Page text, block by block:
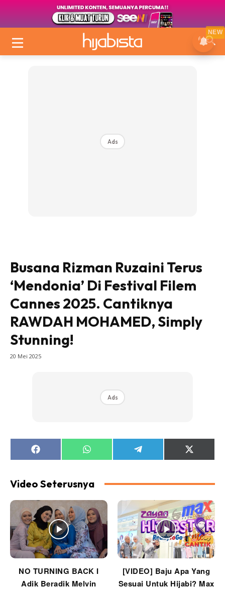
Ads
Busana Rizman Ruzaini Terus
‘Mendonia’ Di Festival Filem
Cannes 2025. Cantiknya
RAWDAH MOHAMED, Simply
Stunning!
20 Mei 2025
Ads
Share
on
Share
on
Share
on
Share
on
Video Seterusnya
NO TURNING BACK I
Adik Beradik Melvin
[VIDEO] Baju Apa Yang
Sesuai Untuk Hijabi? Max
NEW